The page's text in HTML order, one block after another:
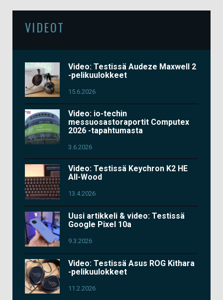
VIDEOT
Video: Testissä Audeze Maxwell 2
-pelikuulokkeet
15.6.2026
Video: io-techin
messuosastoraportit Computex
2026 -tapahtumasta
3.6.2026
Video: Testissä Keychron K2 HE
All-Wood
13.4.2026
Uusi artikkeli & video: Testissä
Google Pixel 10a
9.3.2026
Video: Testissä Asus ROG Kithara
-pelikuulokkeet
11.2.2026